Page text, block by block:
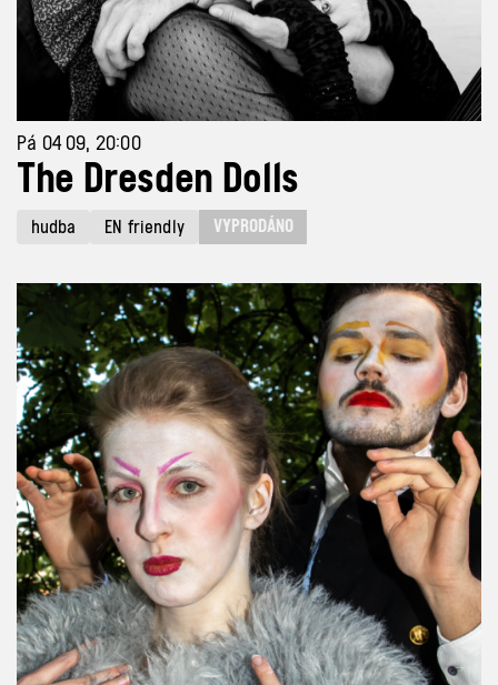
Pá 04 09, 20:00
The Dresden Dolls
hudba EN friendly VYPRODÁNO